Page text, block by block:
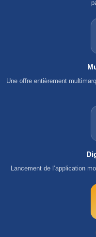
Une offre entièrement
Lancement de l’application